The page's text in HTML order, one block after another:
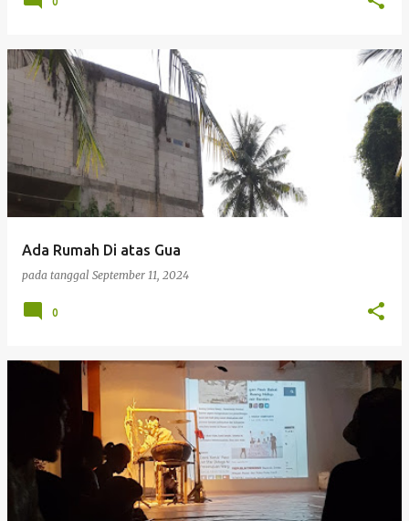
Ada Rumah Di atas Gua
pada tanggal September 11, 2024
0